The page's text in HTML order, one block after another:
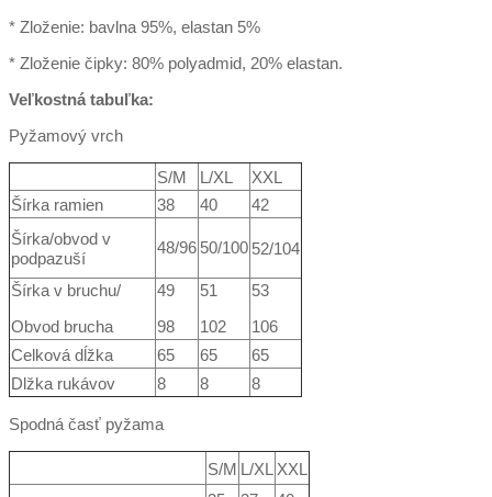
* Zloženie: bavlna 95%, elastan 5%
* Zloženie čipky: 80% polyadmid, 20% elastan.
Veľkostná tabuľka:
Pyžamový vrch
S/M L/XL
XXL
Šírka ramien
38 40
42
Šírka/obvod v
podpazuší
48/96 50/100 52/104
Šírka v bruchu/
Obvod brucha
49
98
51
102
53
106
Celková dĺžka
65 65
65
Dlžka rukávov
8 8 8
Spodná časť pyžama
S/M L/XL XXL